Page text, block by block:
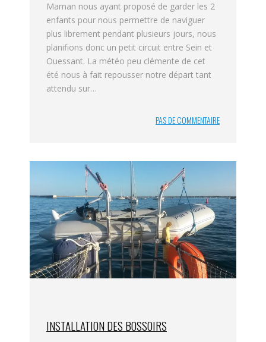
Maman nous ayant proposé de garder les 2
enfants pour nous permettre de naviguer
plus librement pendant plusieurs jours, nous
planifions donc un petit circuit entre Sein et
Ouessant. La météo peu clémente de cet
été nous à fait repousser notre départ tant
attendu sur…
PAS DE COMMENTAIRE
INSTALLATION DES BOSSOIRS